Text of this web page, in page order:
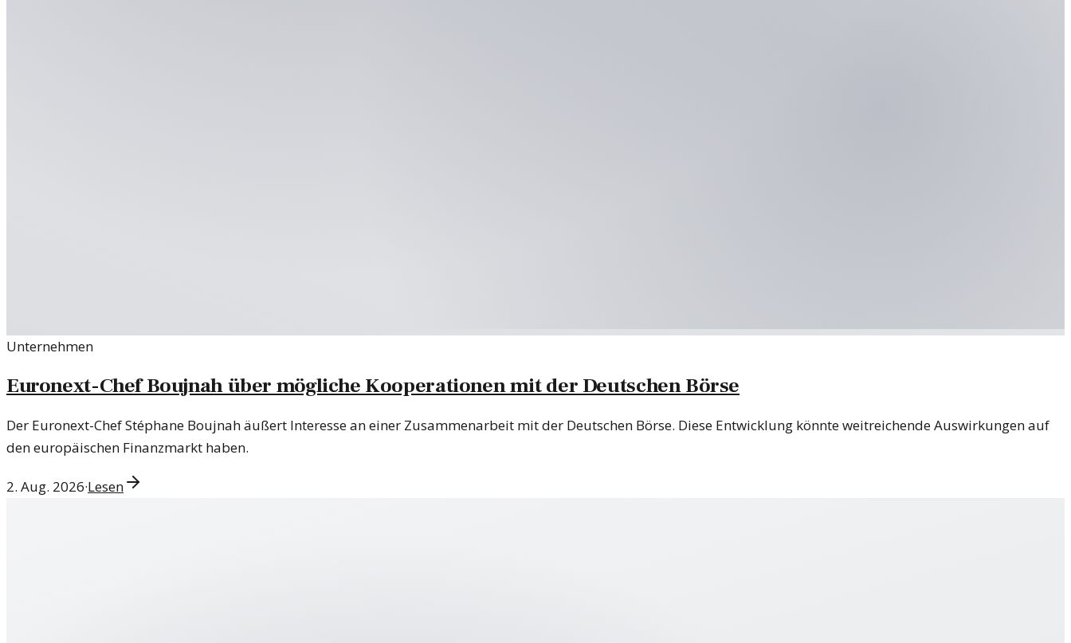
Unternehmen
Euronext-Chef Boujnah über mögliche Kooperationen mit der Deutschen Börse
Der Euronext-Chef Stéphane Boujnah äußert Interesse an einer Zusammenarbeit mit der Deutschen Börse. Diese Entwicklung könnte weitreichende Auswirkungen auf
den europäischen Finanzmarkt haben.
2. Aug. 2026·Lesen